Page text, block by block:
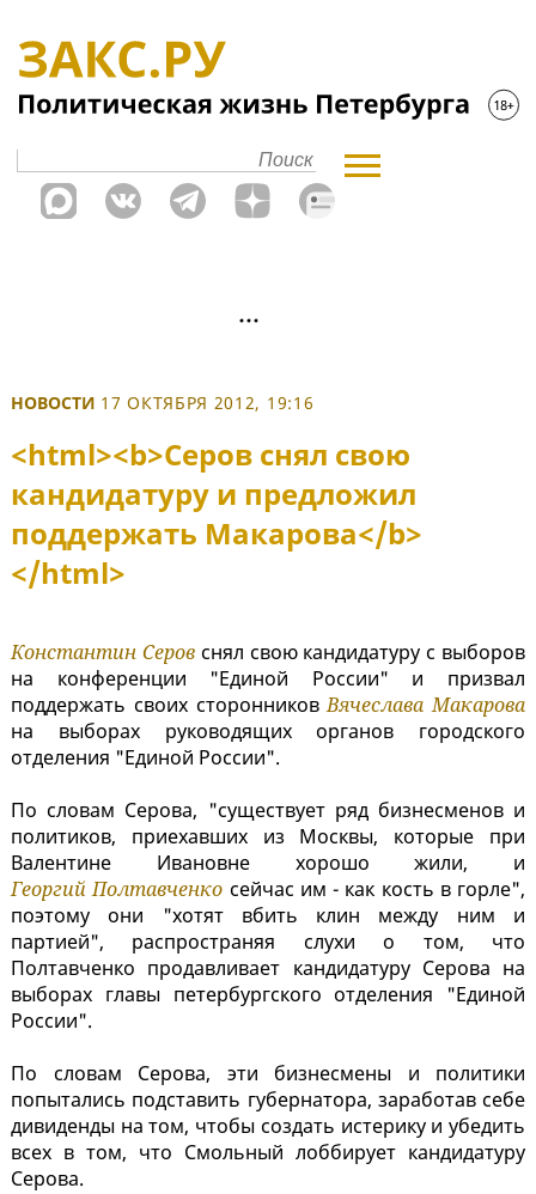
НОВОСТИ 17 ОКТЯБРЯ 2012, 19:16
<html><b>Серов снял свою
кандидатуру и предложил
поддержать Макарова</b>
</html>
Константин Серовснял свою кандидатуру с выборов
на конференции "Единой России" и призвал
поддержать своих сторонниковВячеслава Макарова
на выборах руководящих органов городского
отделения "Единой России".
По словам Серова, "существует ряд бизнесменов и
политиков, приехавших из Москвы, которые при
Валентине Ивановне хорошо жили, и
Георгий Полтавченко сейчас им - как кость в горле",
поэтому они "хотят вбить клин между ним и
партией", распространяя слухи о том, что
Полтавченко продавливает кандидатуру Серова на
выборах главы петербургского отделения "Единой
России".
По словам Серова, эти бизнесмены и политики
попытались подставить губернатора, заработав себе
дивиденды на том, чтобы создать истерику и убедить
всех в том, что Смольный лоббирует кандидатуру
Серова.